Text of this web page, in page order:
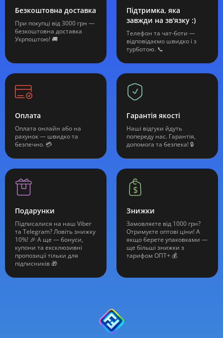
Безкоштовна доставка
При покупці від 3000 грн —
безкоштовна доставка
Укрпоштою! 🚚
Підтримка, яка
завжди на зв'язку :)
Телефон та чат-боти —
відповідаємо швидко і з
турботою. 📞
Оплата
Оплата онлайн або на
рахунок — швидко та
безпечно. 💳
Гарантія якості
Наші відгуки йдуть
попереду нас. Гарантія,
допомога та безпека! 🔒
Подарунки
Підписалися на наш Viber
та Telegram? Ловіть знижку
10%! 🎉 А ще — бонуси,
купони та ексклюзивні
пропозиції тільки для
підписників 🎁
Знижки
Замовляєте від 1000 грн?
Отримуєте оптові ціни! А
якщо берете упаковками —
ще більші знижки з
тарифом ОПТ+ 💰